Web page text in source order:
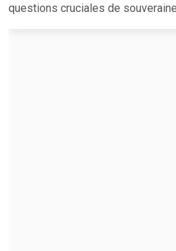
questions cruciales de